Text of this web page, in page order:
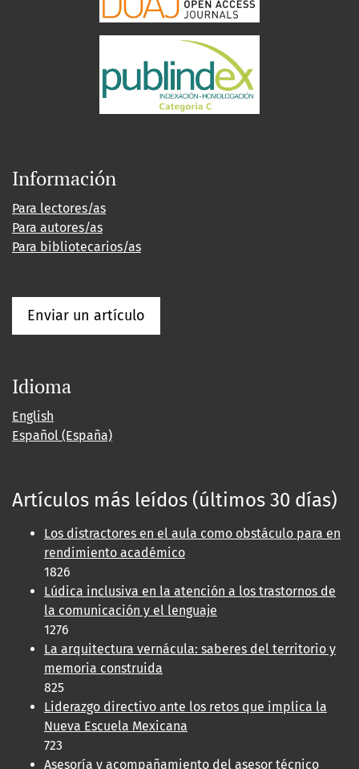
Información
Para lectores/as
Para autores/as
Para bibliotecarios/as
Enviar un artículo
Idioma
English
Español (España)
Artículos más leídos (últimos 30 días)
Los distractores en el aula como obstáculo para en
rendimiento académico
1826
Lúdica inclusiva en la atención a los trastornos de
la comunicación y el lenguaje
1276
La arquitectura vernácula: saberes del territorio y
memoria construida
825
Liderazgo directivo ante los retos que implica la
Nueva Escuela Mexicana
723
Asesoría y acompañamiento del asesor técnico